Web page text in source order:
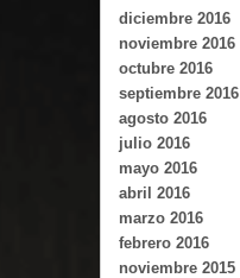
diciembre 2016
noviembre 2016
octubre 2016
septiembre 2016
agosto 2016
julio 2016
mayo 2016
abril 2016
marzo 2016
febrero 2016
noviembre 2015